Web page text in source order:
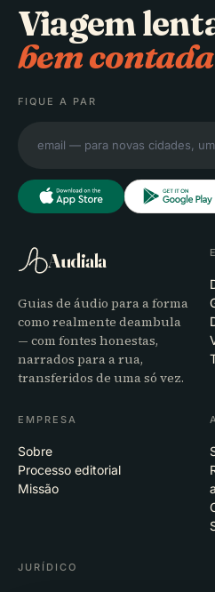
Viagem
bem
FIQUE A PAR
Audiala
Guias de áudio para a forma
como realmente deambula
— com fontes honestas,
narrados para a rua,
transferidos de uma só vez.
EMPRESA
Sobre
Processo editorial
Missão
JURÍDICO